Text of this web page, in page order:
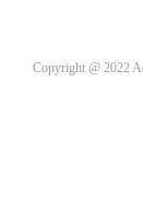
Copyright @ 2022